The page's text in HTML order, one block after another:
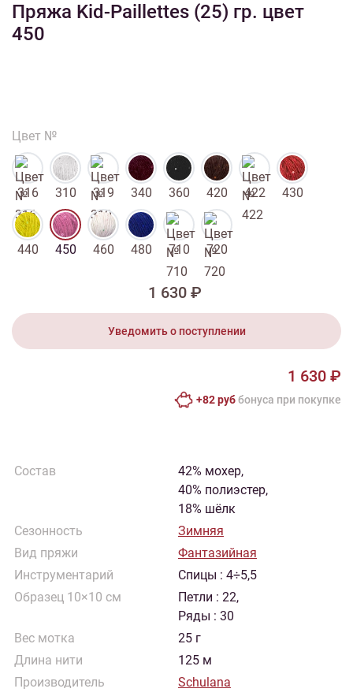
Пряжа Kid-Paillettes (25) гр. цвет
450
Цвет №
316 310 319 340 360 420 422 430
440 450 460 480 710 720
1 630 ₽
Уведомить о поступлении
1 630 ₽
+82 руббонусa при покупке
Состав
42% мохер,
40% полиэстер,
18% шёлк
Сезонность
Зимняя
Вид пряжи
Фантазийная
Инструментарий
Спицы : 4÷5,5
Образец 10×10 см
Петли : 22,
Ряды : 30
Вес мотка
25 г
Длина нити
125 м
Производитель
Schulana